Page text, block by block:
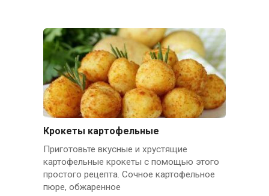
Крокеты картофельные
Приготовьте вкусные и хрустящие
картофельные крокеты с помощью этого
простого рецепта. Сочное картофельное
пюре, обжаренное